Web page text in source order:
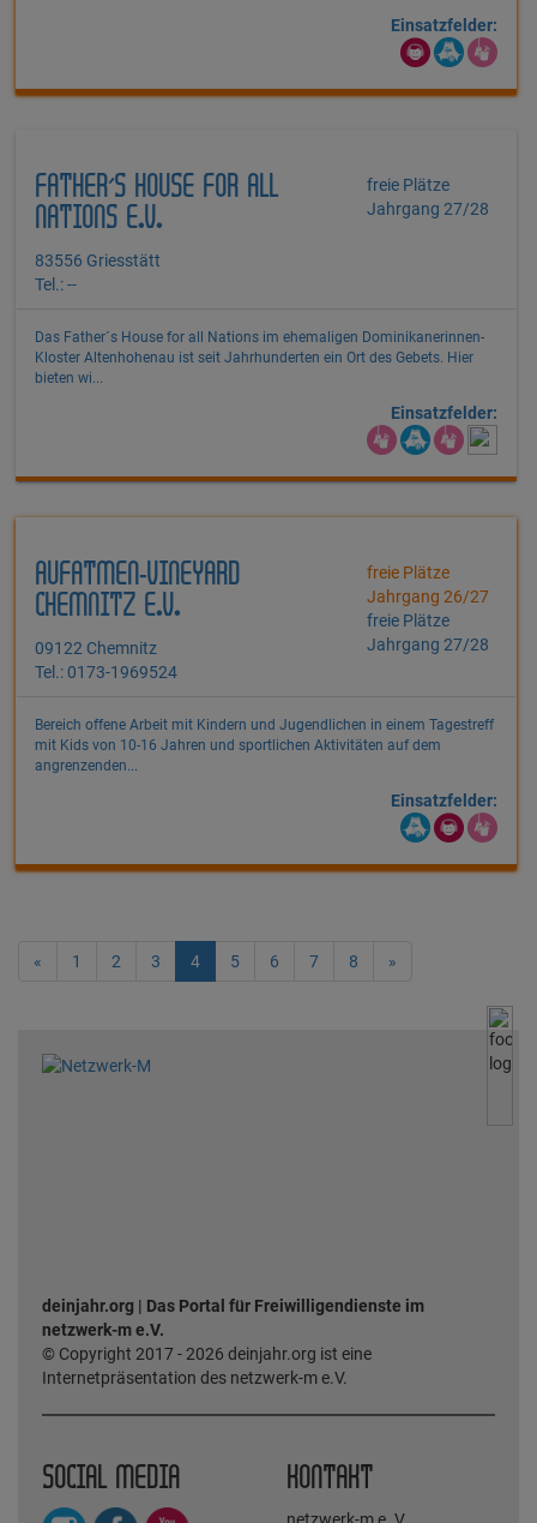
Einsatzfelder:
FATHER´S HOUSE FOR ALL
NATIONS E.V.
83556 Griesstätt
Tel.: --
freie Plätze
Jahrgang 27/28
Das Father´s House for all Nations im ehemaligen Dominikanerinnen-
Kloster Altenhohenau ist seit Jahrhunderten ein Ort des Gebets. Hier
bieten wi...
Einsatzfelder:
AUFATMEN-VINEYARD
CHEMNITZ E.V.
09122 Chemnitz
Tel.: 0173-1969524
freie Plätze
Jahrgang 26/27
freie Plätze
Jahrgang 27/28
Bereich offene Arbeit mit Kindern und Jugendlichen in einem Tagestreff
mit Kids von 10-16 Jahren und sportlichen Aktivitäten auf dem
angrenzenden...
Einsatzfelder:
« 1 2 3 4 5 6 7 8 »
deinjahr.org | Das Portal für Freiwilligendienste im
netzwerk-m e.V.
© Copyright 2017 - 2026 deinjahr.org ist eine
Internetpräsentation des netzwerk-m e.V.
SOCIAL MEDIA KONTAKT